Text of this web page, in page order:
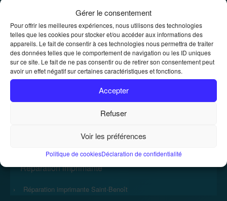
Gérer le consentement
Pour offrir les meilleures expériences, nous utilisons des technologies
telles que les cookies pour stocker et/ou accéder aux informations des
appareils. Le fait de consentir à ces technologies nous permettra de traiter
des données telles que le comportement de navigation ou les ID uniques
sur ce site. Le fait de ne pas consentir ou de retirer son consentement peut
avoir un effet négatif sur certaines caractéristiques et fonctions.
Accepter
Refuser
Voir les préférences
Politique de cookiesDéclaration de confidentialité
Location de photocopieurs et
imprimantes
Accueil»Location de photocopieurs et imprimantes
Réparation imprimante
› Réparation imprimante Saint-Benoît